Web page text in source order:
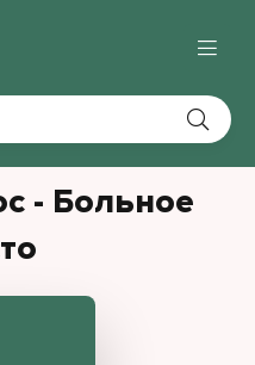
- Больное